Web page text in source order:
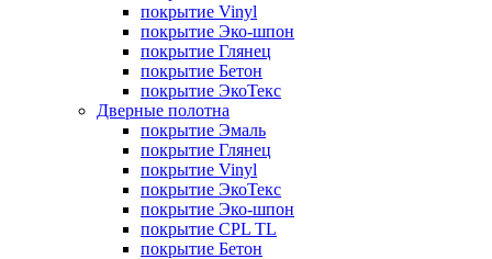
покрытие Vinyl
покрытие Эко-шпон
покрытие Глянец
покрытие Бетон
покрытие ЭкоТекс
Дверные полотна
покрытие Эмаль
покрытие Глянец
покрытие Vinyl
покрытие ЭкоТекс
покрытие Эко-шпон
покрытие CPL TL
покрытие Бетон